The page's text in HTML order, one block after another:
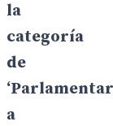
la
categoría
de
a